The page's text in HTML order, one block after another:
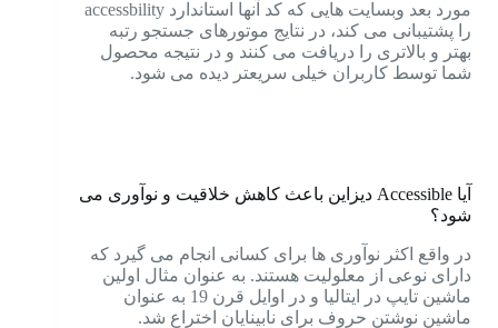
مورد بعد وبسایت هایی که کد آنها استاندارد accessbility
را پشتیبانی می کند، در نتایج موتورهای جستجو رتبه
بهتر و بالاتری را دریافت می کنند و در نتیجه محصول
شما توسط کاربران خیلی سریعتر دیده می شود.
آیا Accessible دیزاین باعث کاهش خلاقیت و نوآوری می
شود؟
در واقع اکثر نوآوری ها برای کسانی انجام می گیرد که
دارای نوعی از معلولیت هستند. به عنوان مثال اولین
ماشین تایپ در ایتالیا و در اوایل قرن 19 به عنوان
ماشین نوشتن حروف برای نابینایان اختراع شد.